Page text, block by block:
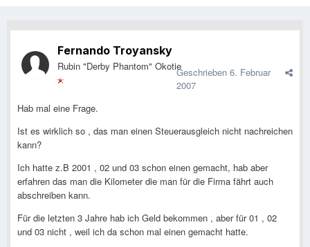
Fernando Troyansky
Rubin "Derby Phantom" OkotieGeschrieben 6. Februar
2007
Hab mal eine Frage.
Ist es wirklich so , das man einen Steuerausgleich nicht nachreichen
kann?
Ich hatte z.B 2001 , 02 und 03 schon einen gemacht, hab aber
erfahren das man die Kilometer die man für die Firma fährt auch
abschreiben kann.
Für die letzten 3 Jahre hab ich Geld bekommen , aber für 01 , 02
und 03 nicht , weil ich da schon mal einen gemacht hatte.